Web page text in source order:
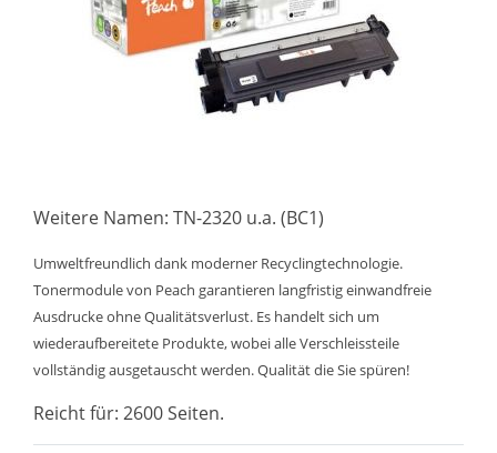
Weitere Namen: TN-2320 u.a. (BC1)
Umweltfreundlich dank moderner Recyclingtechnologie.
Tonermodule von Peach garantieren langfristig einwandfreie
Ausdrucke ohne Qualitätsverlust. Es handelt sich um
wiederaufbereitete Produkte, wobei alle Verschleissteile
vollständig ausgetauscht werden. Qualität die Sie spüren!
Reicht für: 2600 Seiten.